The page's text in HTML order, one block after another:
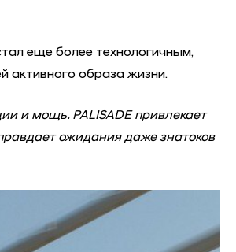
еще более технологичным,
активного образа жизни.
и мощь. PALISADE привлекает
ожидания даже знатоков